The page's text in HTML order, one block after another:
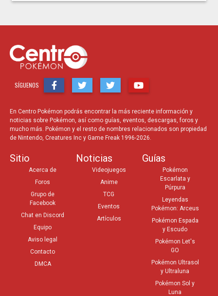
SÍGUENOS
En Centro Pokémon podrás encontrar la más reciente información y
noticias sobre Pokémon, así como guías, eventos, descargas, foros y
mucho más. Pokémon y el resto de nombres relacionados son propiedad
de Nintendo, Creatures Inc y Game Freak 1996-2026.
Sitio
Acerca de
Foros
Grupo de
Facebook
Chat en Discord
Equipo
Aviso legal
Contacto
DMCA
Noticias
Videojuegos
Anime
TCG
Eventos
Artículos
Guías
Pokémon
Escarlata y
Púrpura
Leyendas
Pokémon: Arceus
Pokémon Espada
y Escudo
Pokémon Let's
GO
Pokémon Ultrasol
y Ultraluna
Pokémon Sol y
Luna